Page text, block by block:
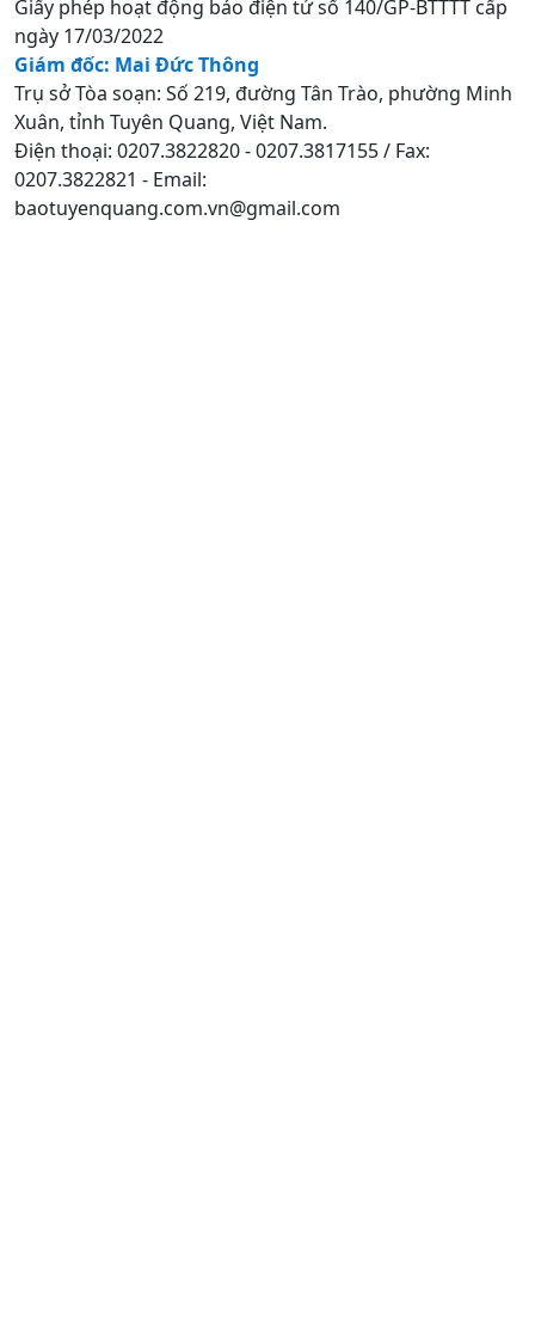
Giấy phép hoạt động báo điện tử số 140/GP-BTTTT cấp
ngày 17/03/2022
Giám đốc: Mai Đức Thông
Trụ sở Tòa soạn: Số 219, đường Tân Trào, phường Minh
Xuân, tỉnh Tuyên Quang, Việt Nam.
Điện thoại: 0207.3822820 - 0207.3817155 / Fax:
0207.3822821 - Email:
baotuyenquang.com.vn@gmail.com